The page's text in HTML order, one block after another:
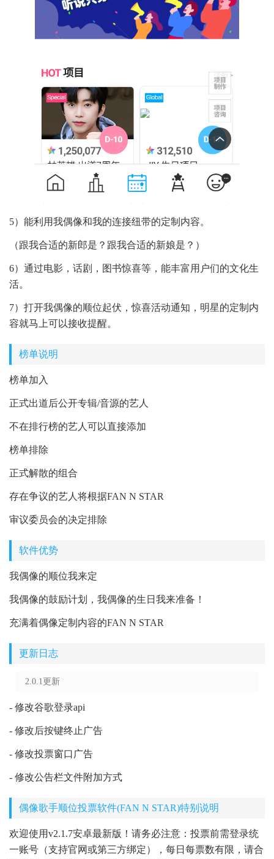
5）能利用我偶像和我的连接纽带的定制内容。
（跟我合适的新郎是？跟我合适的新娘是？）
6）通过电影，话剧，图书惊喜等，能丰富用户们的文化生
活。
7）打开我偶像的顺位起伏，惊喜活动通知，明星的定制内
容就马上可以接收提醒。
榜单说明
榜单加入
正式出道后公开专辑/音源的艺人
不在排行榜的艺人可以直接添加
榜单排除
正式解散的组合
存在争议的艺人将根据FAN N STAR
审议委员会的决定排除
软件优势
我偶像的顺位我来定
我偶像的鼓励计划，我偶像的生日我来准备！
充满着偶像定制内容的FAN N STAR
更新日志
2.0.1更新
- 修改谷歌登录api
- 修改后按键终止广告
- 修改投票窗口广告
- 修改公告栏文件附加方式
偶像歌手顺位投票软件(FAN N STAR)特别说明
欢迎使用v2.1.7安卓最新版！请务必注意：投票前需登录统
一账号（支持官网或第三方绑定），每日每票数有限，请合